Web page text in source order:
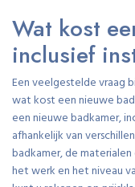
Wat kost
inclusief
Een veelgestelde vraag
wat kost een nieuwe
een nieuwe badkamer,
afhankelijk van
badkamer, de
het werk en het niveau